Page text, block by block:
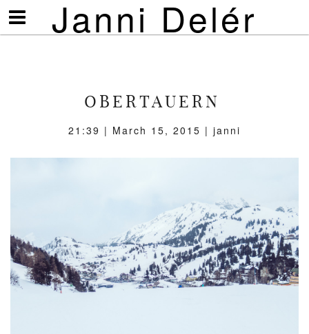
Janni Delér
Visa/göm
meny
OBERTAUERN
21:39 | March 15, 2015 | janni